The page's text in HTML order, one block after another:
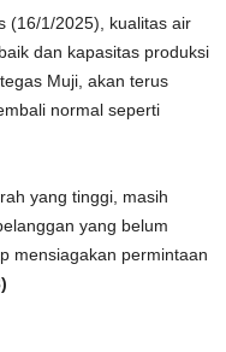
(16/1/2025), kualitas air
dan kapasitas produksi
Muji, akan terus
normal seperti
yang tinggi, masih
yang belum
mensiagakan permintaan